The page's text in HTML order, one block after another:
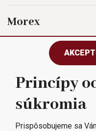
Morex
Sledujte nás
Všetky
Princípy
súkromia
Prispôsobujeme sa